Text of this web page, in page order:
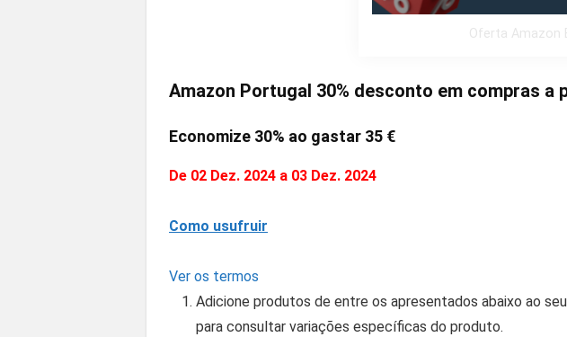
Oferta Amazon
Amazon Portugal 30% desconto em compras a
Economize 30% ao gastar 35 €
De 02 Dez. 2024 a 03 Dez. 2024
Como usufruir
Ver os termos
Adicione produtos de entre os apresentados abaixo ao
para consultar variações específicas do produto.